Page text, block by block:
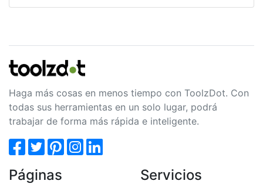
Haga más cosas en menos tiempo con ToolzDot. Con
todas sus herramientas en un solo lugar, podrá
trabajar de forma más rápida e inteligente.
Páginas Servicios